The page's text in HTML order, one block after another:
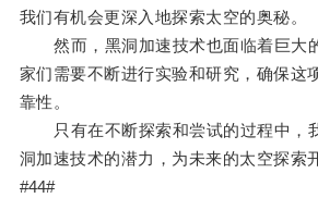
我们有机会更深入地探索太空的奥秘。
然而，黑洞加速技术也面临着巨大
家们需要不断进行实验和研究，确保这
靠性。
只有在不断探索和尝试的过程中，
洞加速技术的潜力，为未来的太空探索
#44#